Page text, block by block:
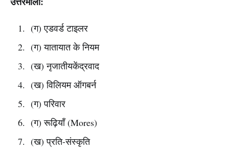
(ग) एडवर्ड टाइलर
(ग) यातायात के नियम
(ख) नृजातीयकेंद्रवाद
(ख) विलियम ऑगबर्न
(ग) परिवार
(ग) रूढ़ियाँ (Mores)
(ख) प्रति-संस्कृति